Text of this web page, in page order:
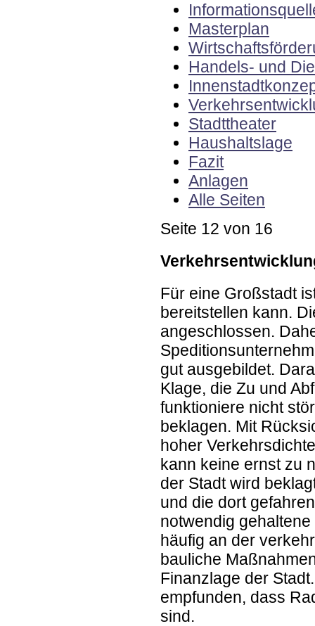
Masterplan
Handels- und
Stadttheater
Haushaltslage
Fazit
Anlagen
Alle Seiten
Seite 12 von 16
Für eine Großstadt
bereitstellen kann.
angeschlossen.
gut ausgebildet.
Klage, die Zu und
funktioniere nicht
beklagen. Mit
hoher
kann keine ernst zu
der Stadt wird
und die dort
notwendig
häufig an der
bauliche
Finanzlage der
empfunden, dass
sind.